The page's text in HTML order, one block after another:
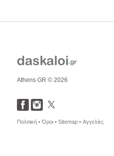
Athens GR © 2026
Πολιτική •Όροι • Sitemap • Αγγελίες